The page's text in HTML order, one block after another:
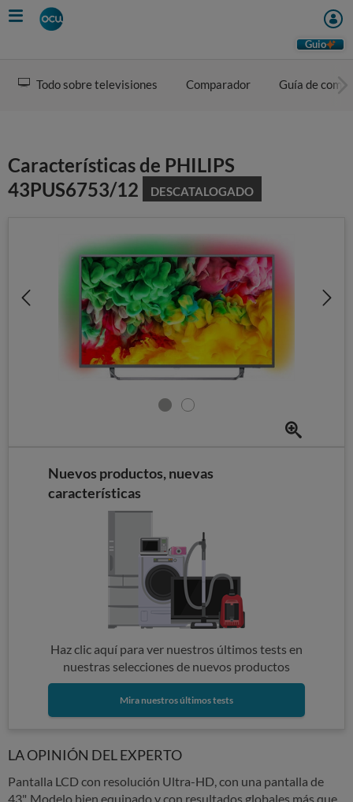
Skip
to
Guio
Todo sobre televisiones Comparador Guía de
Características de PHILIPS
43PUS6753/12
DESCATALOGADO
Nuevos productos, nuevas
características
Haz clic aquí para ver nuestros últimos tests en
nuestras selecciones de nuevos productos
Mira nuestros últimos tests
LA OPINIÓN DEL EXPERTO
Pantalla LCD con resolución Ultra-HD, con una pantalla de
43", Modelo bien equipado y con resultados globales más que